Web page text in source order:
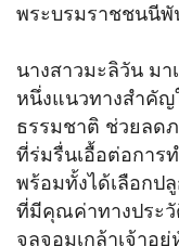
พระบรมราชชนนีพั
นางสาวมะลิวัน มา
หนึ่งแนวทางสำคั
ธรรมชาติ ช่วยลด
ที่ร่มรื่นเอื้อต่อการ
พร้อมทั้งได้เลือกป
ที่มีคุณค่าทางประวั
จุลจอมเกล้าเจ้าอ